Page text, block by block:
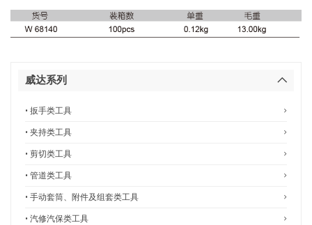
威达系列
• 扳手类工具
• 夹持类工具
• 剪切类工具
• 管道类工具
• 手动套筒、附件及组套类工具
• 汽修汽保类工具